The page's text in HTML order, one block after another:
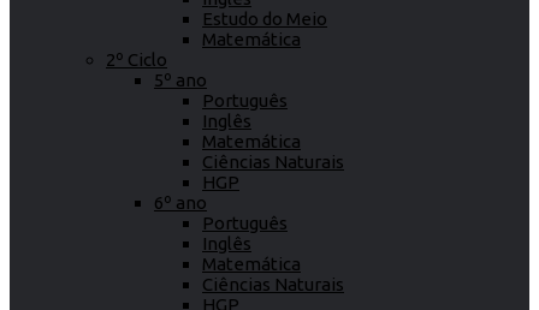
Estudo do Meio
Matemática
2º Ciclo
5º ano
Português
Inglês
Matemática
Ciências Naturais
HGP
6º ano
Português
Inglês
Matemática
Ciências Naturais
HGP